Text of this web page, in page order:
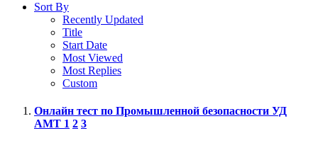
Sort By
Recently Updated
Title
Start Date
Most Viewed
Most Replies
Custom
Онлайн тест по Промышленной безопасности УД
АМТ 1 2 3